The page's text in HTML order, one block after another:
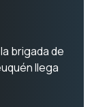
brigada de
llega